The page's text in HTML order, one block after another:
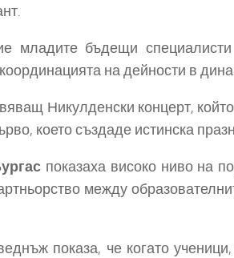
бъдещи специалисти
на дейности в
Никулденски концерт,
което създаде истинска
показаха високо ниво на
между
показа, че когато